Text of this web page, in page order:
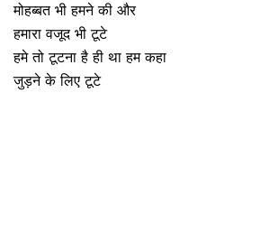
मोहब्बत भी हमने की और
हमारा वजूद भी टूटे
हमे तो टूटना है ही था हम कहा
जुड़ने के लिए टूटे